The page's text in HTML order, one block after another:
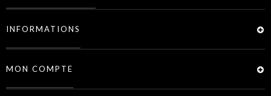
INFORMATIONS
MON COMPTE